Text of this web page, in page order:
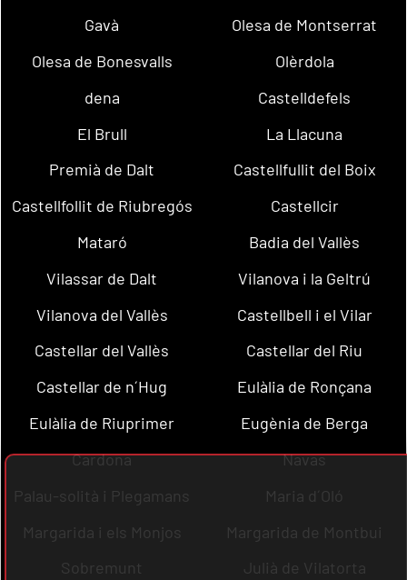
Gavà
Olesa de Montserrat
Olesa de Bonesvalls
Olèrdola
dena
Castelldefels
El Brull
La Llacuna
Premià de Dalt
Castellfullit del Boix
Castellfollit de Riubregós
Castellcir
Mataró
Badia del Vallès
Vilassar de Dalt
Vilanova i la Geltrú
Vilanova del Vallès
Castellbell i el Vilar
Castellar del Vallès
Castellar del Riu
Castellar de n´Hug
Eulàlia de Ronçana
Eulàlia de Riuprimer
Eugènia de Berga
Cardona
Navas
Palau-solità i Plegamans
Maria d´Oló
Margarida i els Monjos
Margarida de Montbui
Sobremunt
Julià de Vilatorta